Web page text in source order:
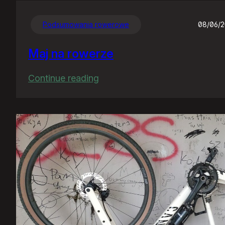
Podsumowania rowerowe 08/06/
Maj na rowerze
Continue reading
rowerze